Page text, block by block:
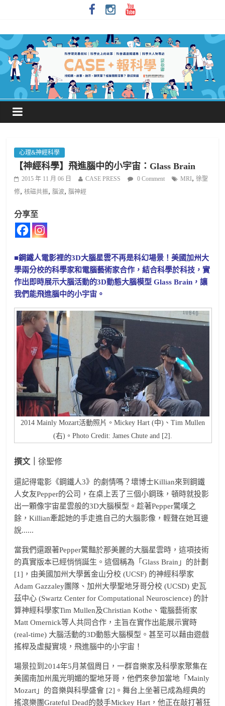
心理&神經科學
【神經科學】飛進腦中的小宇宙：Glass Brain
2015 年 11 月 06 日 CASE PRESS 0 Comment MRI,徐聖
修,核磁共振,腦波,腦神經
分享至
■鋼鐵人電影裡的3D大腦星雲不再是科幻場景！美國加州大
學兩分校的科學家和電腦藝術家合作，結合科學於科技，實
作出即時展示大腦活動的3D動態大腦模型 Glass Brain，讓
我們能飛進腦中的小宇宙。
2014 Mainly Mozart活動照片。Mickey Hart (中)、Tim Mullen
(右)。Photo Credit: James Chute and [2].
撰文｜徐聖修
還記得電影《鋼鐵人3》的劇情嗎？壞博士Killian來到鋼鐵
人女友Pepper的公司，在桌上丟了三個小鋼珠，頓時就投影
出一顆像宇宙星雲般的3D大腦模型。趁著Pepper驚嘆之
餘，Killian牽起她的手走進自己的大腦影像，輕聲在她耳邊
說......
當我們還跟著Pepper驚豔於那美麗的大腦星雲時，這項技術
的真實版本已經悄悄誕生。這個稱為「Glass Brain」的計劃
[1]，由美國加州大學舊金山分校 (UCSF) 的神經科學家
Adam Gazzaley團隊、加州大學聖地牙哥分校 (UCSD) 史瓦
茲中心 (Swartz Center for Computational Neuroscience) 的計
算神經科學家Tim Mullen及Christian Kothe、電腦藝術家
Matt Omernick等人共同合作，主旨在實作出能展示實時
(real-time) 大腦活動的3D動態大腦模型。甚至可以藉由遊戲
搖桿及虛擬實境，飛進腦中的小宇宙！
場景拉到2014年5月某個周日，一群音樂家及科學家聚集在
美國南加州風光明媚的聖地牙哥，他們來參加當地「Mainly
Mozart」的音樂與科學盛會 [2]。舞台上坐著已成為經典的
搖滾樂團Grateful Dead的鼓手Mickey Hart，他正在敲打著狂